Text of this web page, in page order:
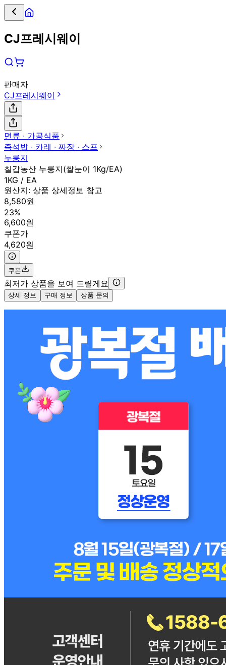
CJ프레시웨이
판매자
CJ프레시웨이
면류 ∙ 가공식품
즉석밥 ∙ 카레 ∙ 짜장 ∙ 스프
누룽지
칠갑농산 누룽지(쌀눈이 1Kg/EA)
1KG / EA
원산지: 상품 상세정보 참고
8,580원
23%
6,600원
쿠폰가
4,620원
쿠폰
최저가 상품을 보여 드릴게요
상세 정보 구매 정보 상품 문의